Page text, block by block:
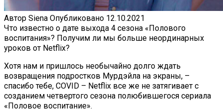
Автор Siena Опубликовано 12.10.2021
Что известно о дате выхода 4 сезона «Полового
воспитания»? Получим ли мы больше неординарных
уроков от Netflix?
Хотя нам и пришлось необычайно долго ждать
возвращения подростков Мурдэйла на экраны, –
спасибо тебе, COVID – Netflix все же не затягивает с
созданием четвертого сезона полюбившегося сериала
«Половое воспитание».